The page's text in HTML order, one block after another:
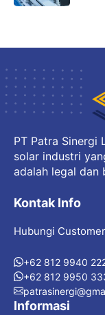
PT Patra Sinergi
solar industri
adalah legal dan
Kontak Info
Hubungi
+62 812 9940
+62 812 9950
Informasi